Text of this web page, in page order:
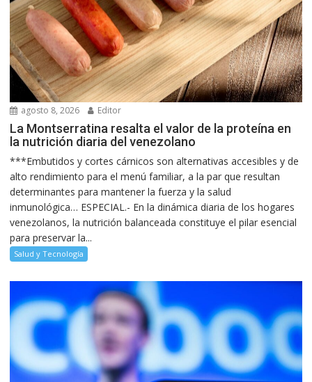
agosto 8, 2026 Editor
La Montserratina resalta el valor de la proteína en
la nutrición diaria del venezolano
***Embutidos y cortes cárnicos son alternativas accesibles y de
alto rendimiento para el menú familiar, a la par que resultan
determinantes para mantener la fuerza y la salud
inmunológica… ESPECIAL.- En la dinámica diaria de los hogares
venezolanos, la nutrición balanceada constituye el pilar esencial
para preservar la...
Salud y Tecnología